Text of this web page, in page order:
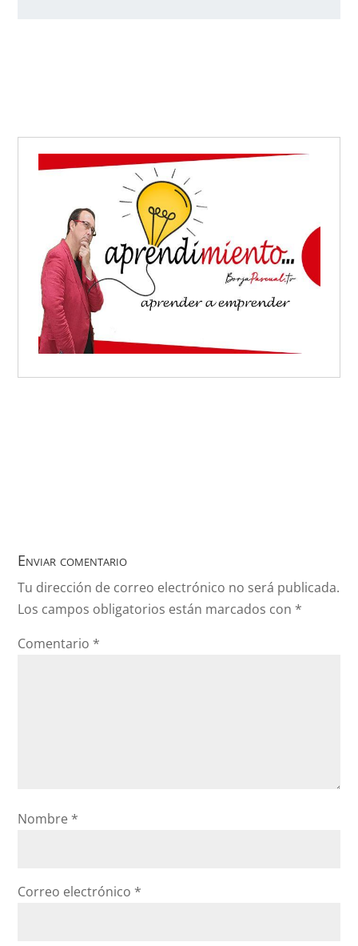
Enviar comentario
Tu dirección de correo electrónico no será publicada.
Los campos obligatorios están marcados con *
Comentario *
Nombre *
Correo electrónico *